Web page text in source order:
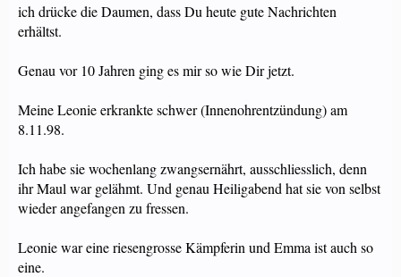
ich drücke die Daumen, dass Du heute gute Nachrichten
erhältst.
Genau vor 10 Jahren ging es mir so wie Dir jetzt.
Meine Leonie erkrankte schwer (Innenohrentzündung) am
8.11.98.
Ich habe sie wochenlang zwangsernährt, ausschliesslich, denn
ihr Maul war gelähmt. Und genau Heiligabend hat sie von selbst
wieder angefangen zu fressen.
Leonie war eine riesengrosse Kämpferin und Emma ist auch so
eine.